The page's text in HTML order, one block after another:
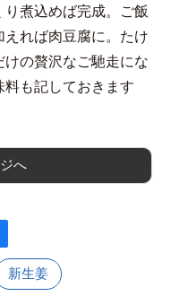
煮込めば完成。ご飯
れば肉豆腐に。たけ
の贅沢なご馳走にな
料も記しておきます
へ
新生姜